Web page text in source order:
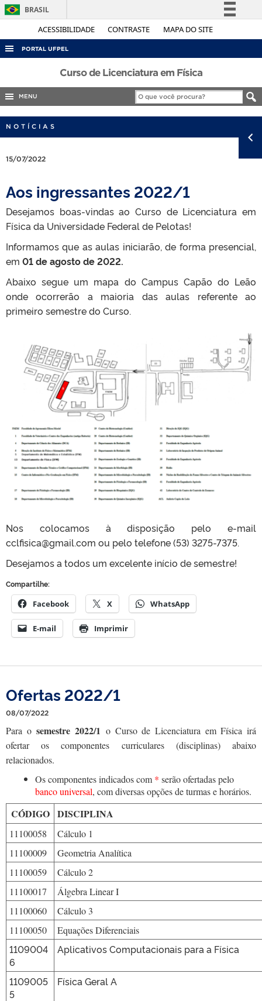
ACESSIBILIDADE CONTRASTE MAPA DO SITE
BRASIL
Simplifique!
Legislação
Canais
PORTAL UFPEL
ACESSO À INFORMAÇÃO
AUDITORIA
CONCURSOS
OUVIDORIA
PORTARIAS
TELEFONES
Curso de Licenciatura em Física
MENU
NOTÍCIAS
15/07/2022
Aos ingressantes 2022/1
Desejamos boas-vindas ao Curso de Licenciatura em
Física da Universidade Federal de Pelotas!
Informamos que as aulas iniciarão, de forma presencial,
em 01 de agosto de 2022.
Abaixo segue um mapa do Campus Capão do Leão
onde ocorrerão a maioria das aulas referente ao
primeiro semestre do Curso.
Nos colocamos à disposição pelo e-mail
cclfisica@gmail.com ou pelo telefone (53) 3275-7375.
Desejamos a todos um excelente início de semestre!
Compartilhe:
Facebook X WhatsApp
E-mail Imprimir
Ofertas 2022/1
08/07/2022
Para osemestre 2022/1 o Curso de Licenciatura em Física irá
ofertar os componentes curriculares (disciplinas) abaixo
relacionados.
Os componentes indicados com * serão ofertadas pelo
banco universal, com diversas opções de turmas e horários.
CÓDIGO DISCIPLINA
11100058
Cálculo 1
11100009
Geometria Analítica
11100059
Cálculo 2
11100017
Álgebra Linear I
11100060
Cálculo 3
11100050
Equações Diferenciais
1109004
6
Aplicativos Computacionais para a Física
1109005
5
Física Geral A